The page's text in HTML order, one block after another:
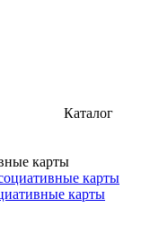
Каталог
карты
карты